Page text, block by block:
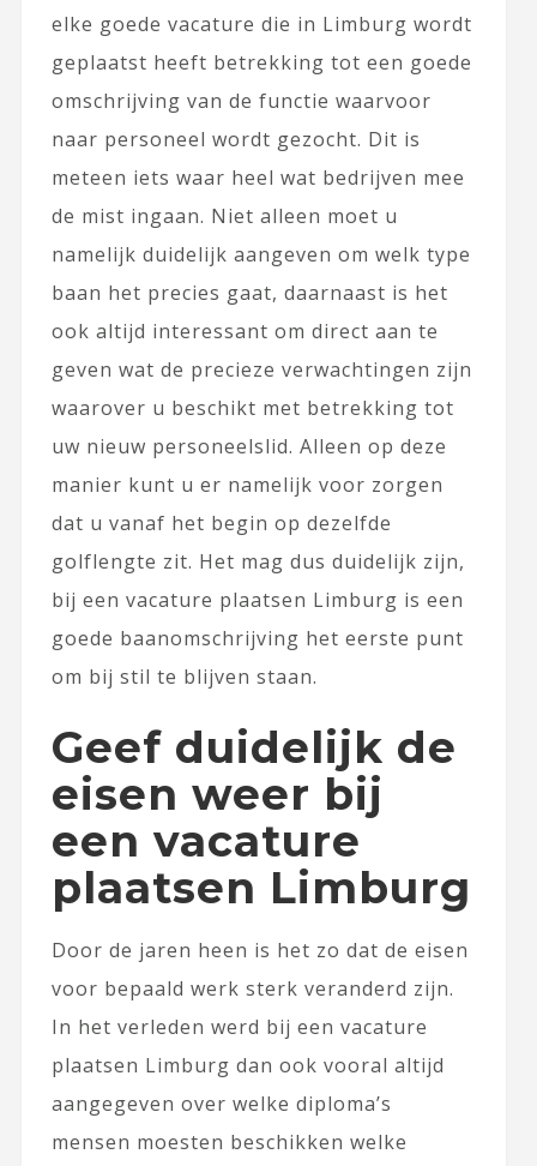
elke goede vacature die in Limburg wordt
geplaatst heeft betrekking tot een goede
omschrijving van de functie waarvoor
naar personeel wordt gezocht. Dit is
meteen iets waar heel wat bedrijven mee
de mist ingaan. Niet alleen moet u
namelijk duidelijk aangeven om welk type
baan het precies gaat, daarnaast is het
ook altijd interessant om direct aan te
geven wat de precieze verwachtingen zijn
waarover u beschikt met betrekking tot
uw nieuw personeelslid. Alleen op deze
manier kunt u er namelijk voor zorgen
dat u vanaf het begin op dezelfde
golflengte zit. Het mag dus duidelijk zijn,
bij een vacature plaatsen Limburg is een
goede baanomschrijving het eerste punt
om bij stil te blijven staan.
Geef duidelijk de
eisen weer bij
een vacature
plaatsen Limburg
Door de jaren heen is het zo dat de eisen
voor bepaald werk sterk veranderd zijn.
In het verleden werd bij een vacature
plaatsen Limburg dan ook vooral altijd
aangegeven over welke diploma’s
mensen moesten beschikken welke